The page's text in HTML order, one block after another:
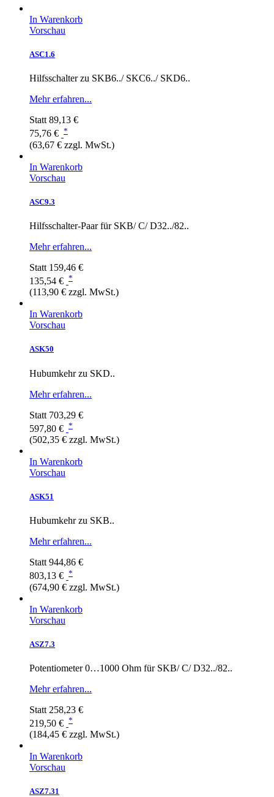
In Warenkorb
Vorschau
ASC1.6
Hilfsschalter zu SKB6../ SKC6../ SKD6..
Mehr erfahren...
Statt 89,13 €
75,76 € *
(63,67 € zzgl. MwSt.)
In Warenkorb
Vorschau
ASC9.3
Hilfsschalter-Paar für SKB/ C/ D32../82..
Mehr erfahren...
Statt 159,46 €
135,54 € *
(113,90 € zzgl. MwSt.)
In Warenkorb
Vorschau
ASK50
Hubumkehr zu SKD..
Mehr erfahren...
Statt 703,29 €
597,80 € *
(502,35 € zzgl. MwSt.)
In Warenkorb
Vorschau
ASK51
Hubumkehr zu SKB..
Mehr erfahren...
Statt 944,86 €
803,13 € *
(674,90 € zzgl. MwSt.)
In Warenkorb
Vorschau
ASZ7.3
Potentiometer 0…1000 Ohm für SKB/ C/ D32../82..
Mehr erfahren...
Statt 258,23 €
219,50 € *
(184,45 € zzgl. MwSt.)
In Warenkorb
Vorschau
ASZ7.31